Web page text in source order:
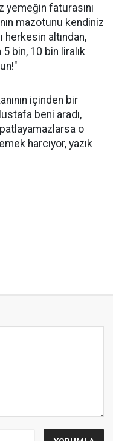
yemeğin faturasını
mazotunu kendiniz
herkesin altından,
bin, 10 bin liralık
içinden bir
beni aradı,
o
harcıyor, yazık